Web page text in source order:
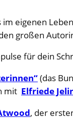
eigenen
großen
für dein
(das
mit Elfriede
, der